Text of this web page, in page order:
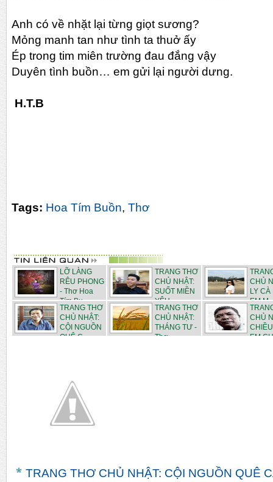
Anh có về nhặt lại từng giọt sương?
Mỏng manh tan như tình ta thuở ấy
Ép trong tim miên trường đau đắng vậy
Duyên tình buồn… em gửi lại người dưng.
H.T.B
Tags: Hoa Tím Buồn, Thơ
LỠ LÀNG
RÊU PHONG
- Thơ Hoa
Tím Bu...
TRANG THƠ
CHỦ NHẬT:
SUỐT MIỀN
YÊU -...
CHỦ
LY CÀ
EM
TRANG THƠ
CHỦ NHẬT:
CỘI NGUỒN
QUÊ C...
TRANG THƠ
CHỦ NHẬT:
THÁNG TƯ -
Thơ ...
CHỦ
EM
TRANG THƠ CHỦ NHẬT: CỘI NGUỒN QUÊ